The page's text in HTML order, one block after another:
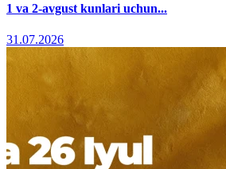
1 va 2-avgust kunlari uchun...
31.07.2026